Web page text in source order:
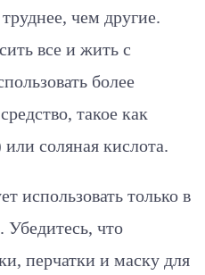
чем другие.
все и жить с
более
такое как
соляная кислота.
использовать только в
Убедитесь, что
перчатки и маску для